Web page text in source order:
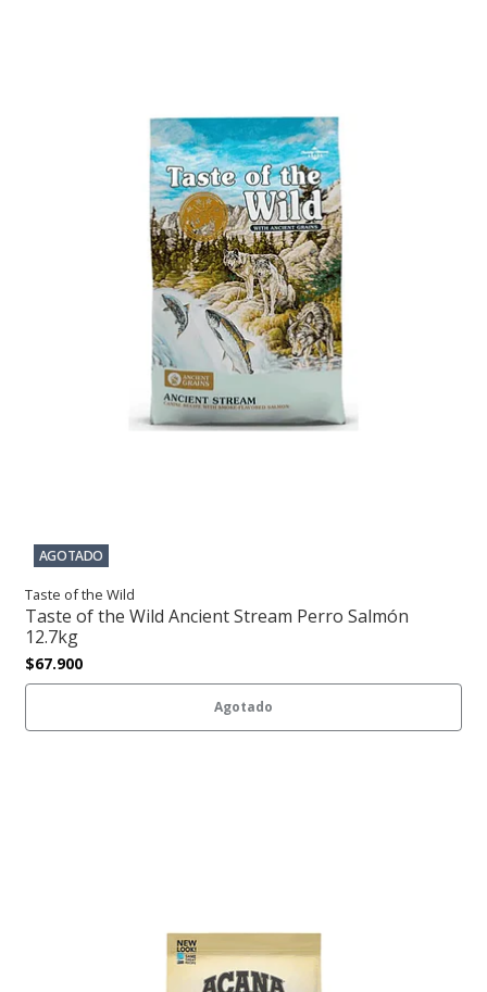
AGOTADO
Taste of the Wild
Taste of the Wild Ancient Stream Perro Salmón
12.7kg
$67.900
Agotado